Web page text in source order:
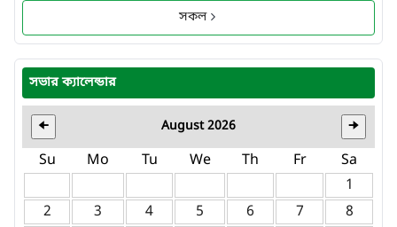
সকল
সভার ক্যালেন্ডার
🠈 August 2026 🠊
Su Mo Tu We Th Fr
Sa
1
2
3 4 5 6 7
8